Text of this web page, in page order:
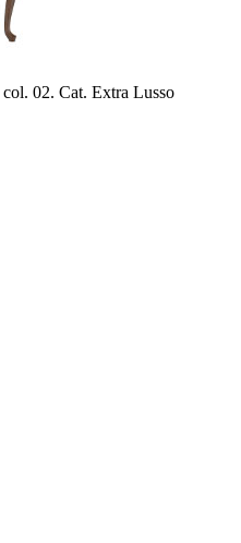
02. Cat. Extra Lusso